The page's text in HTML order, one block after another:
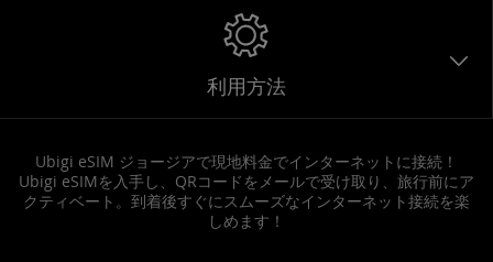
利用方法
Ubigi eSIM ジョージアで現地料金でインターネットに接続！
Ubigi eSIMを入手し、QRコードをメールで受け取り、旅行前にア
クティベート。到着後すぐにスムーズなインターネット接続を楽
しめます！